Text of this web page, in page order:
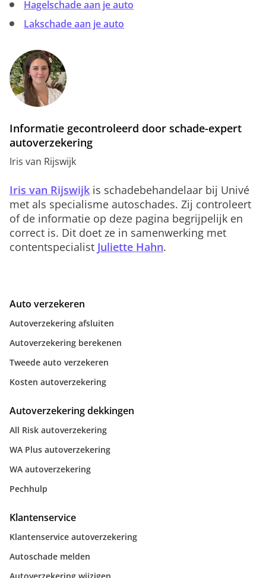
Hagelschade aan je auto
Lakschade aan je auto
Informatie gecontroleerd door schade-expert
autoverzekering
Iris van Rijswijk
Iris van Rijswijk is schadebehandelaar bij Univé
met als specialisme autoschades. Zij controleert
of de informatie op deze pagina begrijpelijk en
correct is. Dit doet ze in samenwerking met
contentspecialist Juliette Hahn.
Auto verzekeren
Autoverzekering afsluiten
Autoverzekering berekenen
Tweede auto verzekeren
Kosten autoverzekering
Autoverzekering dekkingen
All Risk autoverzekering
WA Plus autoverzekering
WA autoverzekering
Pechhulp
Klantenservice
Klantenservice autoverzekering
Autoschade melden